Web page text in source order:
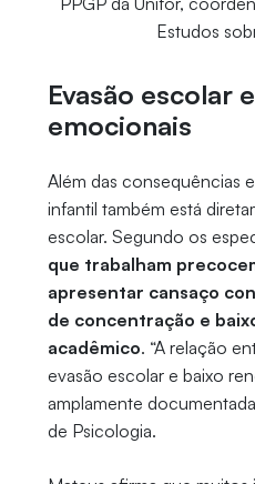
Estudos
Evasão escolar
emocionais
Além das consequências
infantil também está
escolar. Segundo os
que trabalham
apresentar cansaço
de concentração e
acadêmico. “A relação
evasão escolar e baixo
amplamente
de Psicologia.